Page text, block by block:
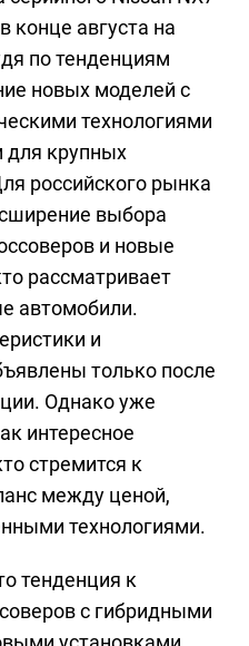
конце августа на
по тенденциям
новых моделей с
технологиями
для крупных
российского рынка
выбора
и новые
рассматривает
автомобили.
и
только после
Однако уже
интересное
стремится к
между ценой,
технологиями.
тенденция к
с гибридными